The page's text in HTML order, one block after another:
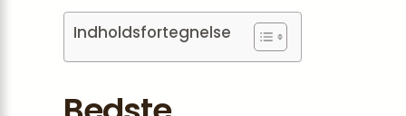
Indholdsfortegnelse